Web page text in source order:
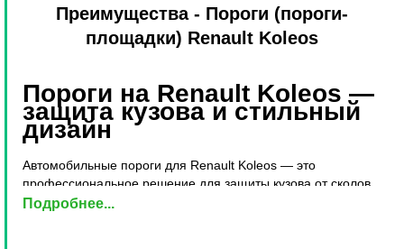
Преимущества- Пороги (пороги-
площадки) Renault Koleos
Пороги на Renault Koleos —
защита кузова и стильный
дизайн
Автомобильные пороги для Renault Koleos — это
профессиональное решение для защиты кузова от сколов,
коррозии и механических повреждений. Изготовленные из
Подробнее...